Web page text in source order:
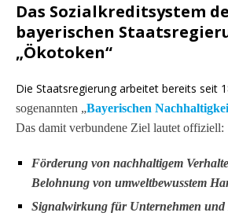
Das Sozialkreditsystem
bayerischen
„Ökotoken“
Die Staatsregierung arbeitet bereits seit
sogenannten „Bayerischen
Das damit verbundene Ziel lautet offiziell:
Förderung von nachhaltigem
Belohnung von umweltbewusstem
Signalwirkung für Unternehmen